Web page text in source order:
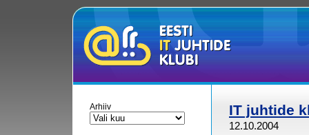
Arhiiv IT juhtide
12.10.2004